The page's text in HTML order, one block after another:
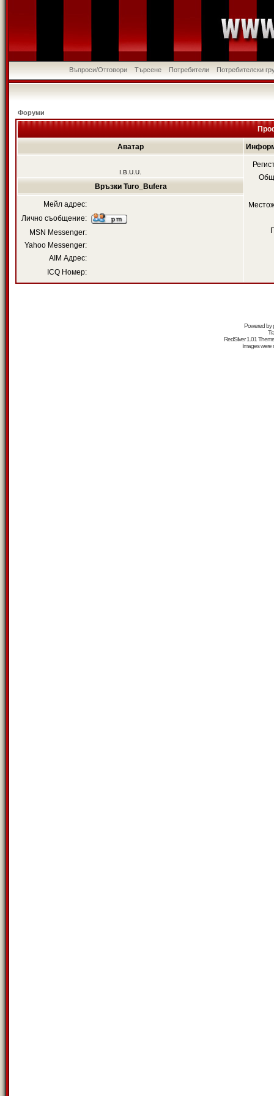
Въпроси/Отговори Търсене Потребители Потребителски
Форуми
Аватар
I.B.U.U.
Връзки Turo_Bufera
Мейл адрес:
Лично съобщение:
MSN Messenger:
Yahoo Messenger:
AIM Адрес:
ICQ Номер:
Powered by
RedSilver 1.01
Images were